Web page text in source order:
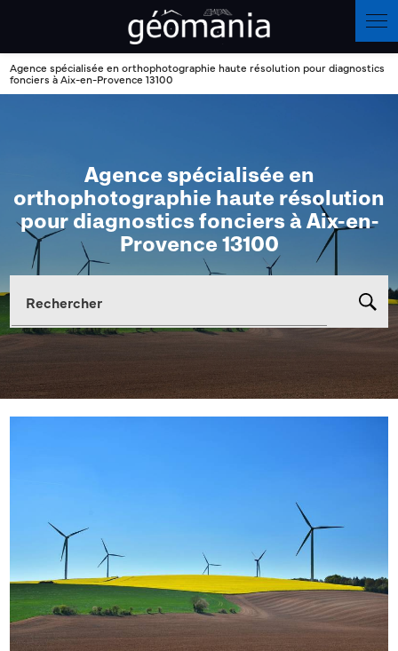
Agence spécialisée en orthophotographie haute résolution pour diagnostics
fonciers à Aix-en-Provence 13100
Agence spécialisée en
orthophotographie haute résolution
pour diagnostics fonciers à Aix-en-
Provence 13100
Rechercher
Panneau de gestion des cookies